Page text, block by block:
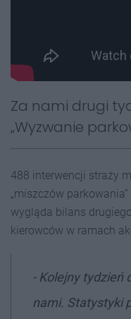
Za nami drugi
„Wyzwanie
488 interwencji straży
„miszczów
wygląda bilans
kierowców w ramach
- Kolejny tydzień
nami. Statystyki